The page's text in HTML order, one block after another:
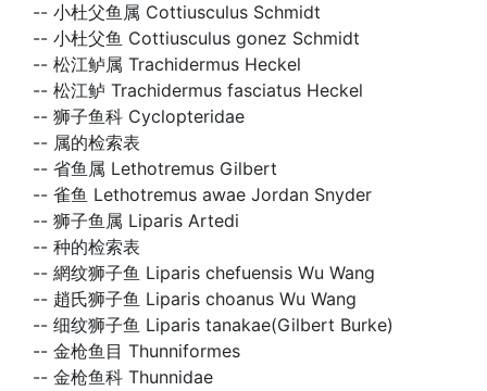
-- 小杜父鱼属 Cottiusculus Schmidt
-- 小杜父鱼 Cottiusculus gonez Schmidt
-- 松江鲈属 Trachidermus Heckel
-- 松江鲈 Trachidermus fasciatus Heckel
-- 狮子鱼科 Cyclopteridae
-- 属的检索表
-- 省鱼属 Lethotremus Gilbert
-- 雀鱼 Lethotremus awae Jordan Snyder
-- 狮子鱼属 Liparis Artedi
-- 种的检索表
-- 網纹狮子鱼 Liparis chefuensis Wu Wang
-- 趙氏狮子鱼 Liparis choanus Wu Wang
-- 细纹狮子鱼 Liparis tanakae(Gilbert Burke)
-- 金枪鱼目 Thunniformes
-- 金枪鱼科 Thunnidae